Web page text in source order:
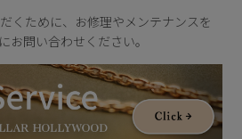
くために、お修理やメンテナンスを
お問い合わせください。